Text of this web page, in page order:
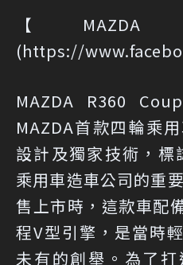
【
(https://
MAZDA R360
MAZDA首款四輪乘
設計及獨家技術，標
乘用車造車公司的重
售上市時，這款車配
程V型引擎，是當時
未有的創舉。為了打